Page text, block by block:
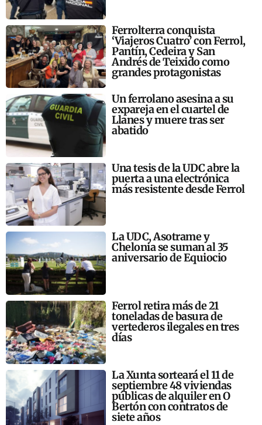
Ferrolterra conquista
‘Viajeros Cuatro’ con Ferrol,
Pantín, Cedeira y San
Andrés de Teixido como
grandes protagonistas
Un ferrolano asesina a su
expareja en el cuartel de
Llanes y muere tras ser
abatido
Una tesis de la UDC abre la
puerta a una electrónica
más resistente desde Ferrol
La UDC, Asotrame y
Chelonia se suman al 35
aniversario de Equiocio
Ferrol retira más de 21
toneladas de basura de
vertederos ilegales en tres
días
La Xunta sorteará el 11 de
septiembre 48 viviendas
públicas de alquiler en O
Bertón con contratos de
siete años